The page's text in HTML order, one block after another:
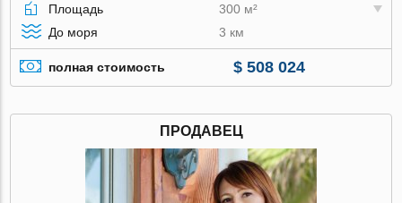
Площадь
300 м²
До моря
3 км
полная стоимость $ 508 024
ПРОДАВЕЦ